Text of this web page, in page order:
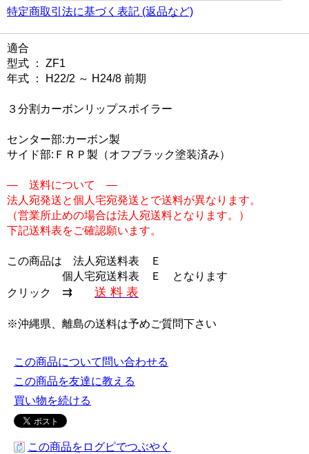
特定商取引法に基づく表記 (返品など)
適合
型式 ： ZF1
年式 ： H22/2 ～ H24/8 前期
３分割カーボンリップスポイラー
センター部:カーボン製
サイド部:ＦＲＰ製（オフブラック塗装済み）
― 送料について ―
法人宛発送と個人宅宛発送とで送料が異なります。
（営業所止めの場合は法人宛送料となります。）
下記送料表をご確認願います。
この商品は 法人宛送料表 Ｅ
個人宅宛送料表 Ｅ
となります
クリック ⇉ 送 料 表
※沖縄県、離島の送料は予めご質問下さい
この商品について問い合わせる
この商品を友達に教える
買い物を続ける
この商品をログピでつぶやく